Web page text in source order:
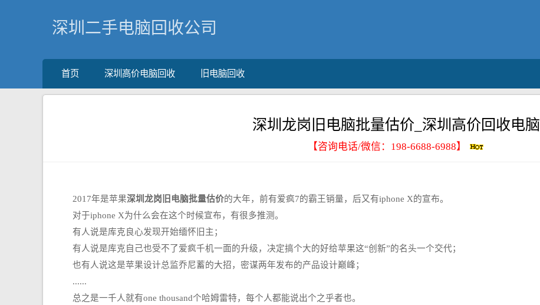
深圳二手电脑回收公司
首页 深圳高价电脑回收 旧电脑回收
深圳龙岗旧电脑批量估价_深圳高价回收电脑
【咨询电话/微信： 198-6688-6988】
2017年是苹果深圳龙岗旧电脑批量估价的大年，前有爱疯7的霸王销量，后又有iphone X的宣布。
对于iphone X为什么会在这个时候宣布，有很多推测。
有人说是库克良心发现开始缅怀旧主；
有人说是库克自己也受不了爱疯千机一面的升级，决定搞个大的好给苹果这“创新”的名头一个交代；
也有人说这是苹果设计总监乔尼蓄的大招，密谋两年发布的产品设计巅峰；
......
总之是一千人就有one thousand个哈姆雷特，每个人都能说出个之乎者也。